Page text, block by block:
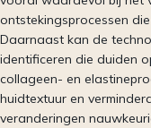
ontstekingsprocessen
Daarnaast kan de
identificeren die duiden
collageen- en
huidtextuur en
veranderingen